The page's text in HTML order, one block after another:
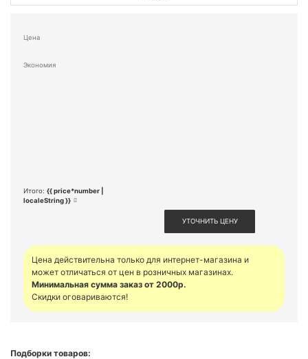
Цена
Экономия
Итого: {{ price*number |
localeString }}
УТОЧНИТЬ ЦЕНУ
Цена действительна только для интернет-магазина и
может отличаться от цен в розничных магазинах.
Минимальная сумма заказ от 2000р.
Скидки оговариваются!
Подборки товаров: